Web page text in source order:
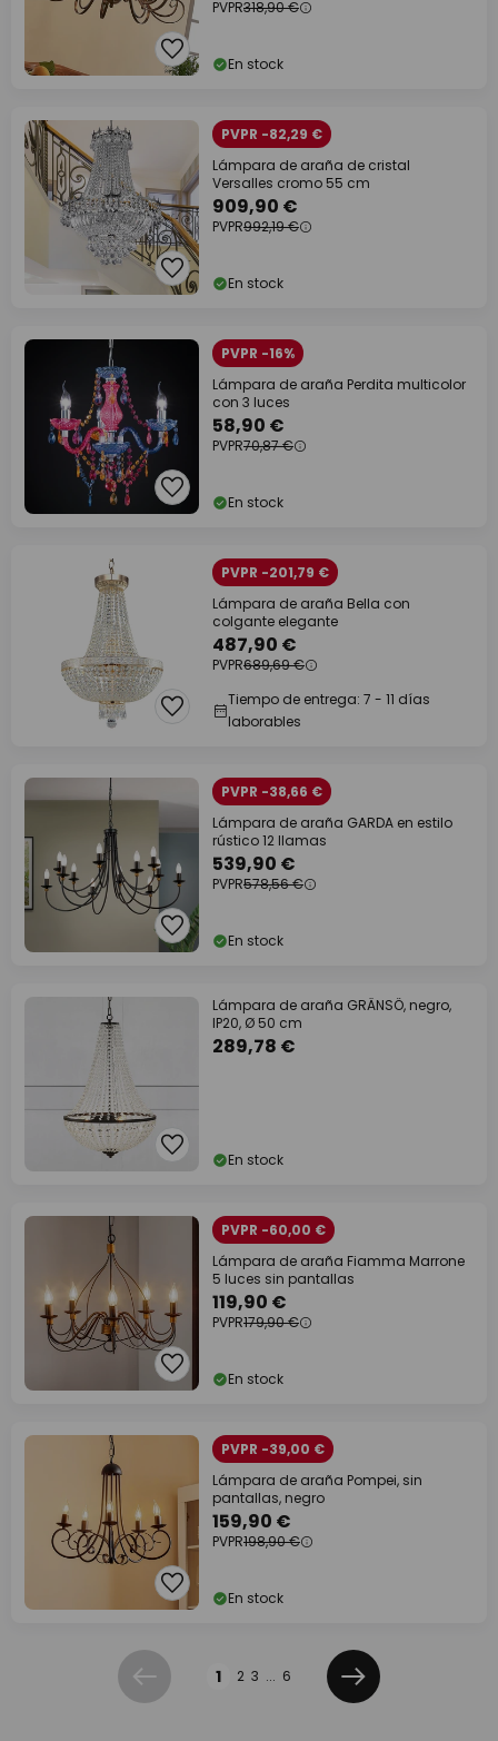
PVPR318,90 €
En stock
PVPR -82,29 €
Lámpara de araña de cristal
Versalles cromo 55 cm
909,90 €
PVPR992,19 €
En stock
PVPR -16%
Lámpara de araña Perdita multicolor
con 3 luces
58,90 €
PVPR70,87 €
En stock
PVPR -201,79 €
Lámpara de araña Bella con
colgante elegante
487,90 €
PVPR689,69 €
Tiempo de entrega: 7 - 11 días
laborables
PVPR -38,66 €
Lámpara de araña GARDA en estilo
rústico 12 llamas
539,90 €
PVPR578,56 €
En stock
Lámpara de araña GRÄNSÖ, negro,
IP20, Ø 50 cm
289,78 €
En stock
PVPR -60,00 €
Lámpara de araña Fiamma Marrone
5 luces sin pantallas
119,90 €
PVPR179,90 €
En stock
PVPR -39,00 €
Lámpara de araña Pompei, sin
pantallas, negro
159,90 €
PVPR198,90 €
En stock
Anterior 1 2 3 ... 6
Siguiente